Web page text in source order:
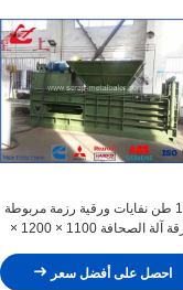
100 طن نفايات ورقية رزمة مربوطة
ورقة آلة الصحافة 1100 × 1200 ×
احصل على أفضل سعر